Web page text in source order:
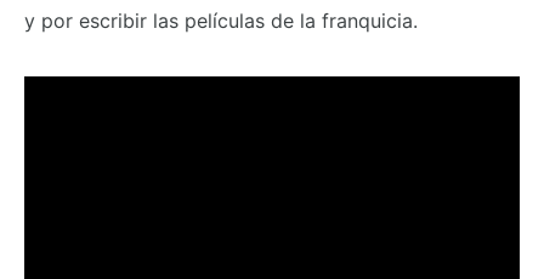
y por escribir las películas de la franquicia.